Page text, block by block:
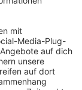
Krisen